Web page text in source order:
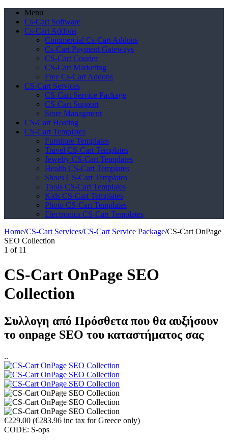
Menu
Cs-Cart Software
Cs-Cart Addons
Commercial Cs-Cart Addons
Cs-Cart Payment Gateways
CS-Cart Courier
CS-Cart Marketing
Free Cs-Cart Addons
CS-Cart Services
CS-Cart Service Package
CS-Cart Support
Store Managment
CS-Cart Hosting
CS-Cart Templates
Furniture Templates
Travel CS-Cart Templates
Jewelry CS-Cart Templates
Health CS-Cart Templates
Shoes CS-Cart Templates
Tools CS-Cart Templates
Kids CS-Cart Templates
Photo CS-Cart Templates
Electronics CS-Cart Templates
Home/CS-Cart Services/CS-Cart Service Package/CS-Cart OnPage
SEO Collection
1 of 11
CS-Cart OnPage SEO
Collection
Συλλογη από Πρόσθετα που θα αυξήσουν
το onpage SEO του καταστήματος σας
..
€229.00 (€283.96 inc tax for Greece only)
CODE: S-ops